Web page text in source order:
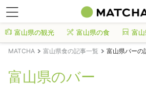
富山県の観光 富山県の食 富
MATCHA 富山県食の記事一覧 富山県バーの
富山県のバー